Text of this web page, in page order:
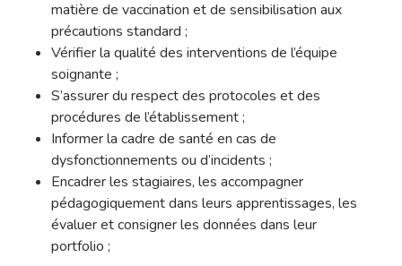
matière de vaccination et de sensibilisation aux
précautions standard ;
Vérifier la qualité des interventions de l’équipe
soignante ;
S’assurer du respect des protocoles et des
procédures de l’établissement ;
Informer la cadre de santé en cas de
dysfonctionnements ou d’incidents ;
Encadrer les stagiaires, les accompagner
pédagogiquement dans leurs apprentissages, les
évaluer et consigner les données dans leur
portfolio ;